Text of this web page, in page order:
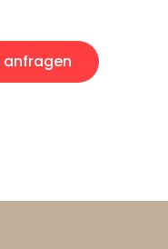
anfragen